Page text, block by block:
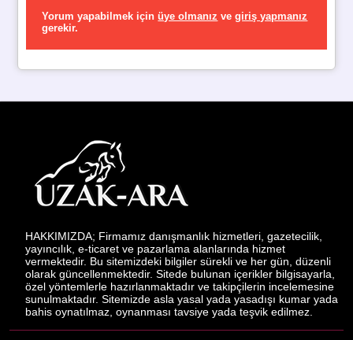
Yorum yapabilmek içinüye olmanız vegiriş yapmanız
gerekir.
HAKKIMIZDA; Firmamız danışmanlık hizmetleri, gazetecilik,
yayıncılık, e-ticaret ve pazarlama alanlarında hizmet
vermektedir. Bu sitemizdeki bilgiler sürekli ve her gün, düzenli
olarak güncellenmektedir. Sitede bulunan içerikler bilgisayarla,
özel yöntemlerle hazırlanmaktadır ve takipçilerin incelemesine
sunulmaktadır. Sitemizde asla yasal yada yasadışı kumar yada
bahis oynatılmaz, oynanması tavsiye yada teşvik edilmez.